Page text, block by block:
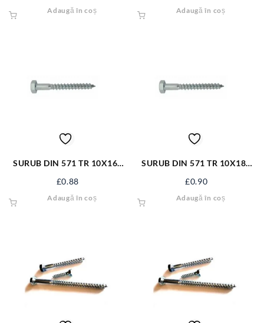
Adaugă în coș Adaugă în coș
SURUB DIN 571 TR 10X160
£0.88
Adaugă în coș
SURUB DIN 571 TR 10X180
£0.90
Adaugă în coș